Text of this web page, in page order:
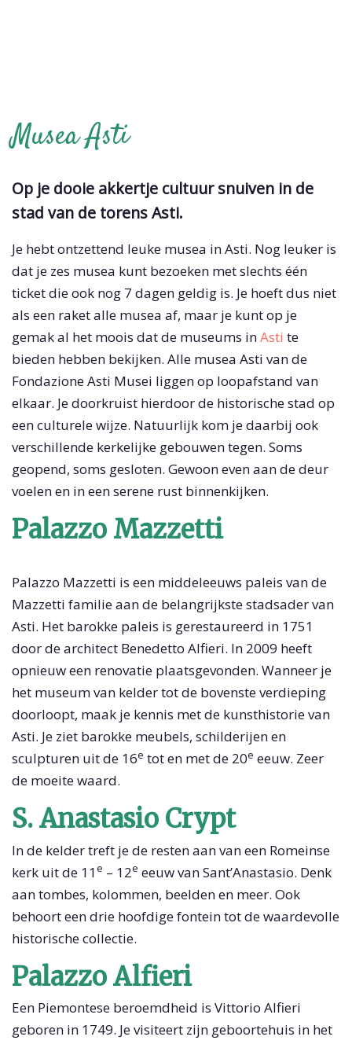
Musea Asti
Op je dooie akkertje cultuur snuiven in de
stad van de torens Asti.
Je hebt ontzettend leuke musea in Asti. Nog leuker is
dat je zes musea kunt bezoeken met slechts één
ticket die ook nog 7 dagen geldig is. Je hoeft dus niet
als een raket alle musea af, maar je kunt op je
gemak al het moois dat de museums inAsti te
bieden hebben bekijken. Alle musea Asti van de
Fondazione Asti Musei liggen op loopafstand van
elkaar. Je doorkruist hierdoor de historische stad op
een culturele wijze. Natuurlijk kom je daarbij ook
verschillende kerkelijke gebouwen tegen. Soms
geopend, soms gesloten. Gewoon even aan de deur
voelen en in een serene rust binnenkijken.
Palazzo Mazzetti
Palazzo Mazzetti is een middeleeuws paleis van de
Mazzetti familie aan de belangrijkste stadsader van
Asti. Het barokke paleis is gerestaureerd in 1751
door de architect Benedetto Alfieri. In 2009 heeft
opnieuw een renovatie plaatsgevonden. Wanneer je
het museum van kelder tot de bovenste verdieping
doorloopt, maak je kennis met de kunsthistorie van
Asti. Je ziet barokke meubels, schilderijen en
sculpturen uit de 16e tot en met de 20e eeuw. Zeer
de moeite waard.
S. Anastasio Crypt
In de kelder treft je de resten aan van een Romeinse
kerk uit de 11 e – 12e eeuw van Sant’Anastasio. Denk
aan tombes, kolommen, beelden en meer. Ook
behoort een drie hoofdige fontein tot de waardevolle
historische collectie.
Palazzo Alfieri
Een Piemontese beroemdheid is Vittorio Alfieri
geboren in 1749. Je visiteert zijn geboortehuis in het